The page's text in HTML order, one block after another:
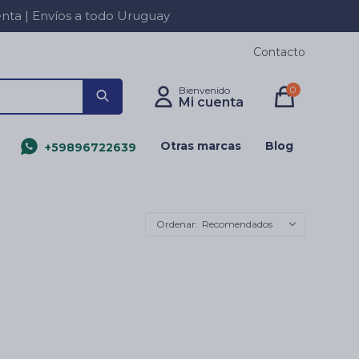
| Envíos a todo Uruguay
+59896722639 Otras marcas Blog
0
Contacto
Recomendados